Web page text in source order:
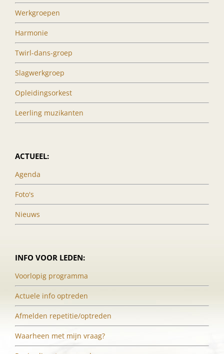
Werkgroepen
Harmonie
Twirl-dans-groep
Slagwerkgroep
Opleidingsorkest
Leerling muzikanten
ACTUEEL:
Agenda
Foto's
Nieuws
INFO VOOR LEDEN:
Voorlopig programma
Actuele info optreden
Afmelden repetitie/optreden
Waarheen met mijn vraag?